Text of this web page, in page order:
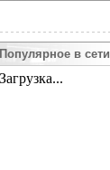
Популярное в сети